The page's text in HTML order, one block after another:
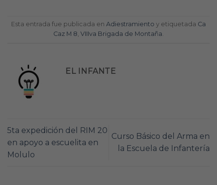
Esta entrada fue publicada en Adiestramiento y etiquetada Ca
Caz M 8 VIIIva Brigada de Montaña
EL INFANTE
5ta expedición del RIM 20
en apoyo a escuelita en
Molulo
Curso Básico del Arma en
la Escuela de Infantería